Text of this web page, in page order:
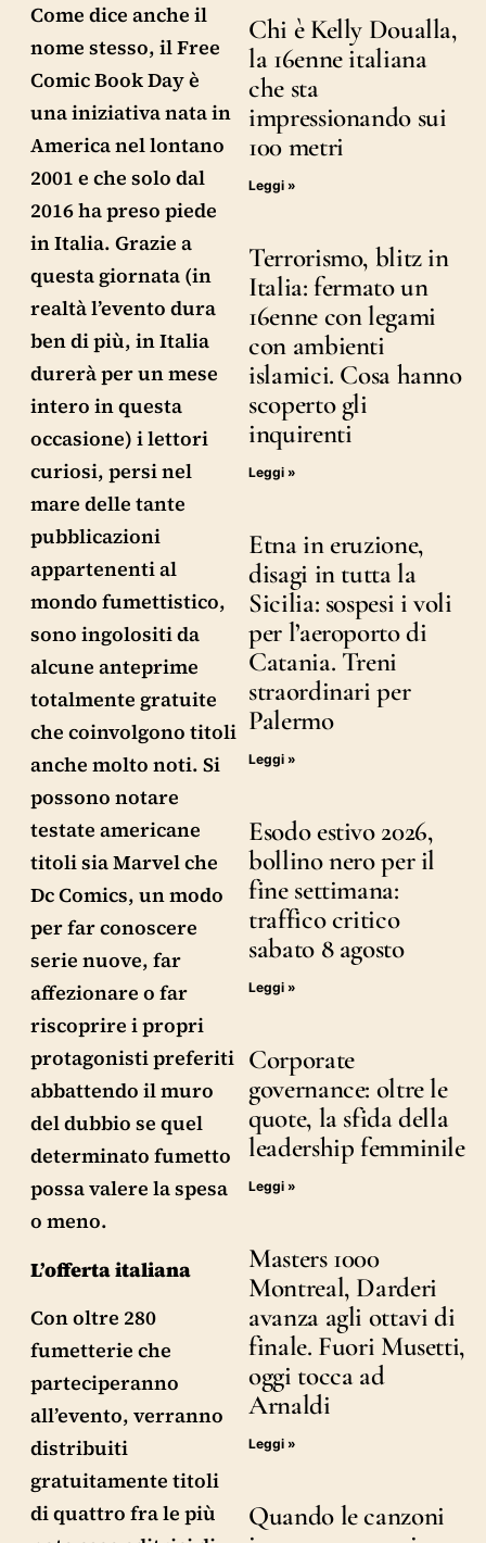
Come dice anche il
nome stesso, il Free
Comic Book Day è
una iniziativa nata in
America nel lontano
2001 e che solo dal
2016 ha preso piede
in Italia. Grazie a
questa giornata (in
realtà l’evento dura
ben di più, in Italia
durerà per un mese
intero in questa
occasione) i lettori
curiosi, persi nel
mare delle tante
pubblicazioni
appartenenti al
mondo fumettistico,
sono ingolositi da
alcune anteprime
totalmente gratuite
che coinvolgono titoli
anche molto noti. Si
possono notare
testate americane
titoli sia Marvel che
Dc Comics, un modo
per far conoscere
serie nuove, far
affezionare o far
riscoprire i propri
protagonisti preferiti
abbattendo il muro
del dubbio se quel
determinato fumetto
possa valere la spesa
o meno.
L’offerta italiana
Con oltre 280
fumetterie che
parteciperanno
all’evento, verranno
distribuiti
gratuitamente titoli
di quattro fra le più
Chi è Kelly Doualla,
la 16enne italiana
che sta
impressionando sui
100 metri
Leggi »
Terrorismo, blitz in
Italia: fermato un
16enne con legami
con ambienti
islamici. Cosa hanno
scoperto gli
inquirenti
Leggi »
Etna in eruzione,
disagi in tutta la
Sicilia: sospesi i voli
per l’aeroporto di
Catania. Treni
straordinari per
Palermo
Leggi »
Esodo estivo 2026,
bollino nero per il
fine settimana:
traffico critico
sabato 8 agosto
Leggi »
Corporate
governance: oltre le
quote, la sfida della
leadership femminile
Leggi »
Masters 1000
Montreal, Darderi
avanza agli ottavi di
finale. Fuori Musetti,
oggi tocca ad
Arnaldi
Leggi »
Quando le canzoni